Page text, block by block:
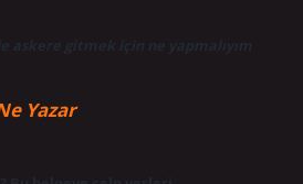
askere gitmek için ne yapmalıyım
Yazar